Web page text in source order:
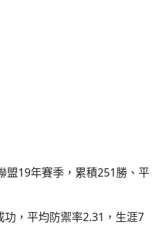
盟19年賽季，累積251勝、平
，平均防禦率2.31，生涯7